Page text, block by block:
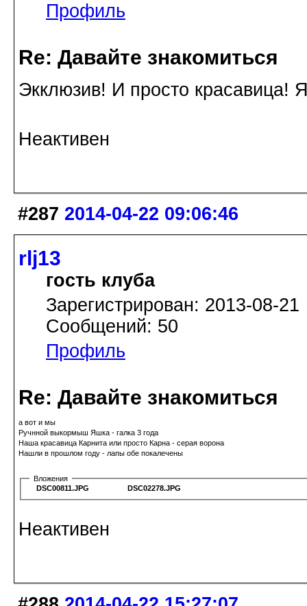
Профиль
Re: Давайте знакомиться
Экклюзив! И просто красавица!
Неактивен
#287 2014-04-22 09:06:46
rlj13
гость клуба
Зарегистрирован: 2013-08-21
Сообщений: 50
Профиль
Re: Давайте знакомиться
а вот и мы
Ручнной выкормыш Яшка - галка 3 года
Наша красавица Карнита или просто Карна - серая ворона
Нашли в прошлом году - лапы обе покалечены
Вложения
DSC00811.JPG
DSC02278.JPG
Неактивен